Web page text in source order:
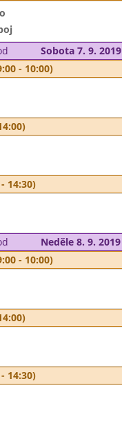
Sobota 7. 9. 2019
- 10:00)
14:30)
Neděle 8. 9. 2019
- 10:00)
14:30)